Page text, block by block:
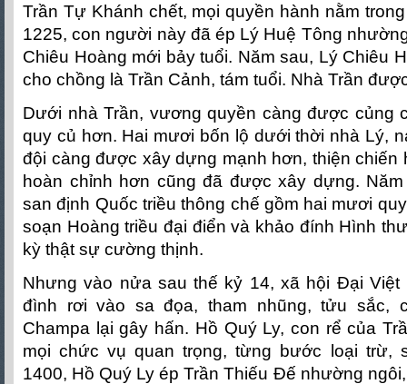
Trần Tự Khánh chết, mọi quyền hành nằm
1225, con người này đã ép Lý Huệ Tông
Chiêu Hoàng mới bảy tuổi. Năm sau, Lý Chiêu
cho chồng là Trần Cảnh, tám tuổi. Nhà Trần
Dưới nhà Trần, vương quyền càng được củng
quy củ hơn. Hai mươi bốn lộ dưới thời nhà Lý,
đội càng được xây dựng mạnh hơn, thiện chiến
hoàn chỉnh hơn cũng đã được xây dựng.
san định Quốc triều thông chế gồm hai mươi
soạn Hoàng triều đại điển và khảo đính Hình
kỳ thật sự cường thịnh.
Nhưng vào nửa sau thế kỷ 14, xã hội Đại Việt
đình rơi vào sa đọa, tham nhũng, tửu sắc,
Champa lại gây hấn. Hồ Quý Ly, con rể của
mọi chức vụ quan trọng, từng bước loại trừ,
1400, Hồ Quý Ly ép Trần Thiếu Đế nhường